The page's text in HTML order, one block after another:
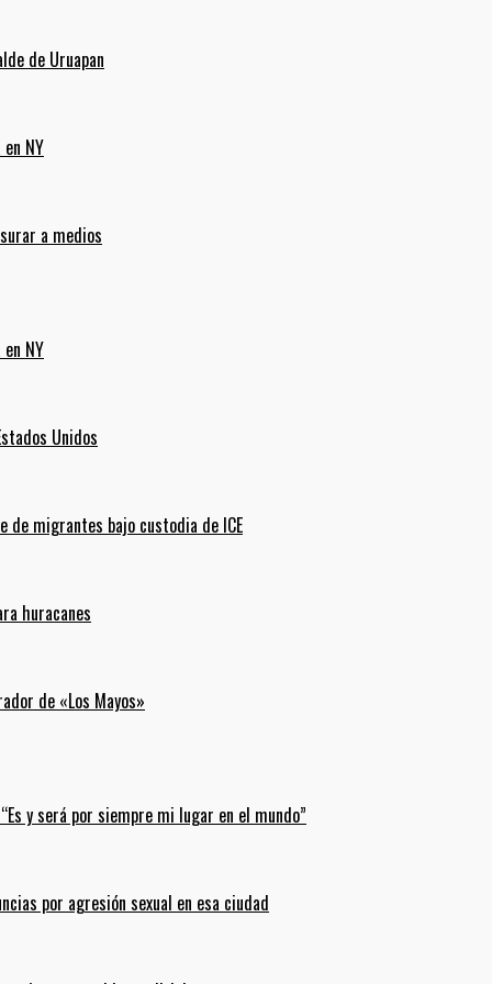
de Uruapan
NY
a medios
NY
Unidos
de migrantes bajo custodia de ICE
huracanes
de «Los Mayos»
y será por siempre mi lugar en el mundo”
por agresión sexual en esa ciudad